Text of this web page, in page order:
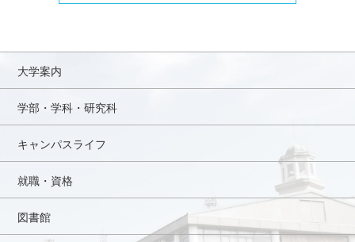
大学案内
学部・学科・研究科
キャンパスライフ
就職・資格
図書館